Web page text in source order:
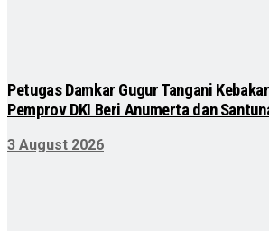
Petugas Damkar Gugur Tangani
Pemprov DKI Beri Anumerta dan
3 August 2026